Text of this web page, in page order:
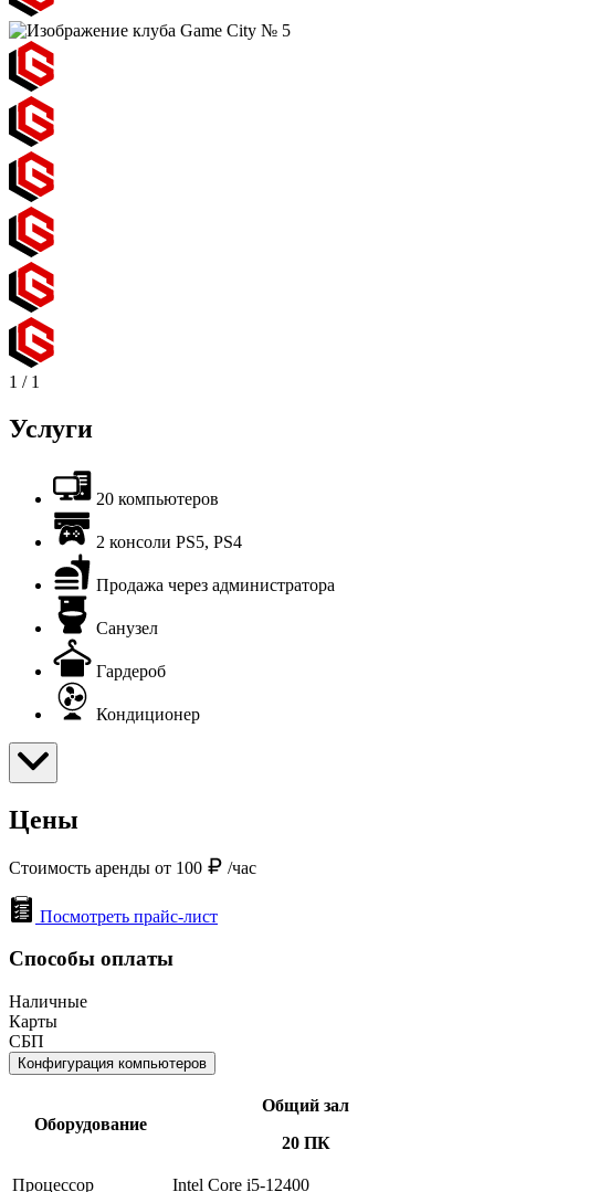
1 / 1
Услуги
20 компьютеров
2 консоли PS5, PS4
Продажа через администратора
Санузел
Гардероб
Кондиционер
Цены
Стоимость аренды от 100 /час
Посмотреть прайс-лист
Способы оплаты
Наличные
Карты
СБП
Конфигурация компьютеров
Оборудование
Общий зал
20 ПК
Процессор Intel Core i5-12400